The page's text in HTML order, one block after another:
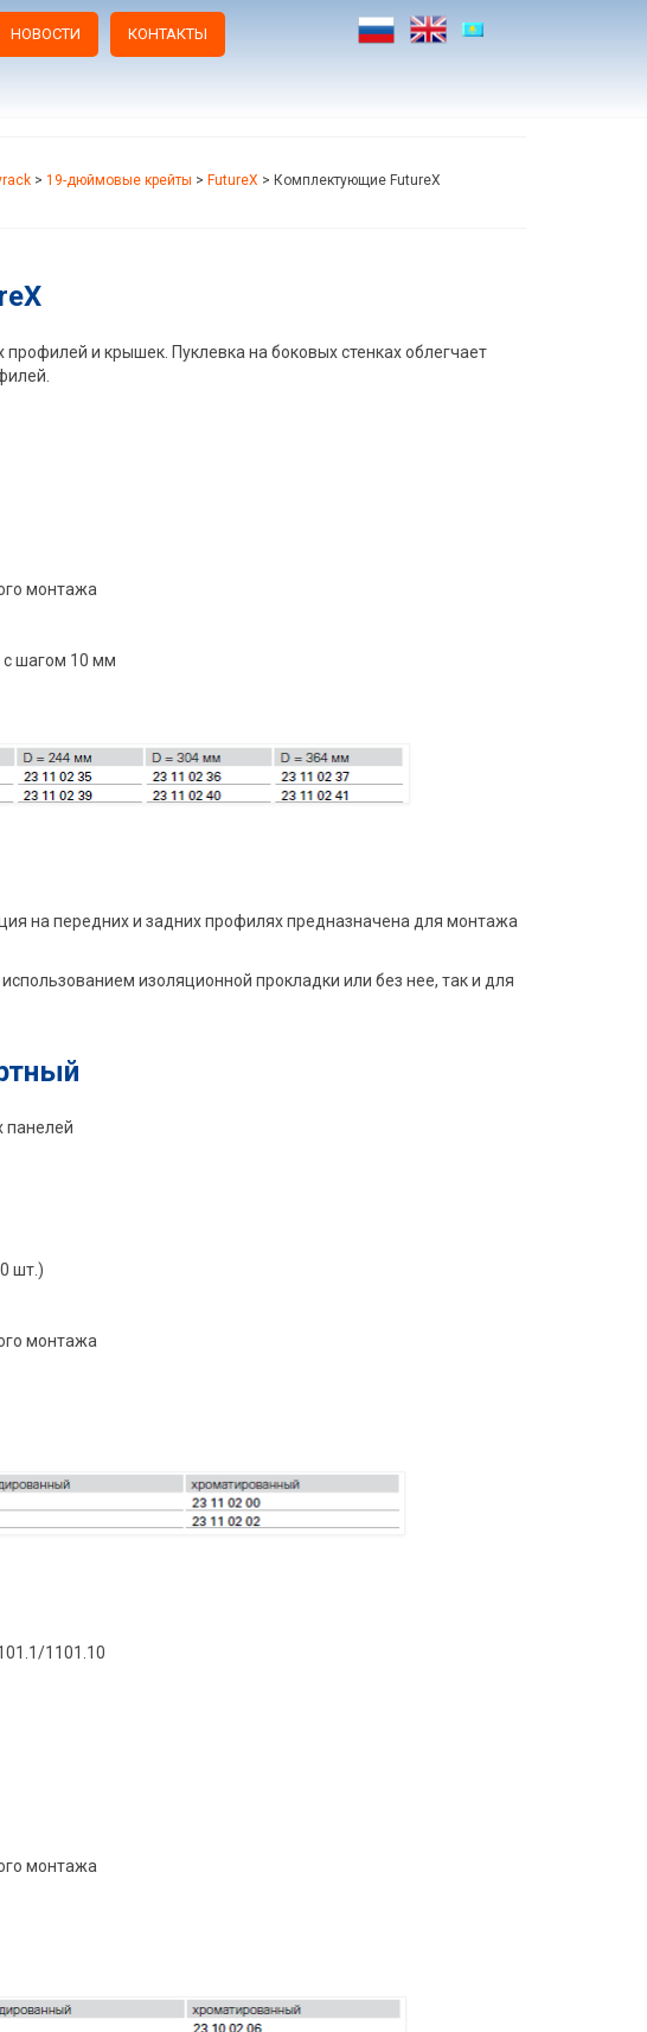
НОВОСТИ КОНТАКТЫ
> 19-дюймовые крейты > FutureX > Комплектующие FutureX
и крышек. Пуклевка на боковых стенках облегчает
монтажа
с шагом 10 мм
на передних и задних профилях предназначена для монтажа
изоляционной прокладки или без нее, так и для
панелей
шт.)
монтажа
1101.10
монтажа